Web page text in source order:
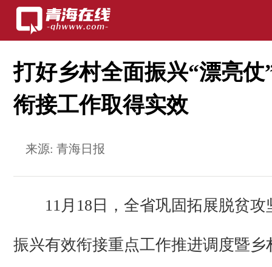
打好乡村全面振兴“漂亮仗
衔接工作取得实效
来源:青海日报
11月18日，全省巩固拓展脱贫
振兴有效衔接重点工作推进调度暨乡